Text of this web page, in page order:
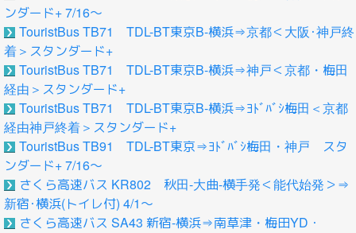
ンダード+ 7/16～
TouristBus TB71 TDL-BT東京B-横浜⇒京都＜大阪･神戸終
着＞スタンダード+
TouristBus TB71 TDL-BT東京B-横浜⇒神戸＜京都・梅田
経由＞スタンダード+
TouristBus TB71 TDL-BT東京B-横浜⇒ﾖﾄﾞﾊﾞｼ梅田＜京都
経由神戸終着＞スタンダード+
TouristBus TB91 TDL-BT東京⇒ﾖﾄﾞﾊﾞｼ梅田・神戸 スタ
ンダード+ 7/16～
さくら高速バス KR802 秋田-大曲-横手発＜能代始発＞⇒
新宿･横浜(トイレ付) 4/1～
さくら高速バス SA43 新宿-横浜⇒南草津・梅田YD・